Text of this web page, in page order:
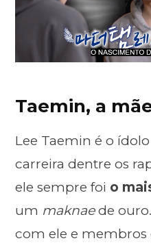
Taemin, a
Lee Taemin é o
carreira dentre os
ele sempre foi o
um maknaede
com ele e membros